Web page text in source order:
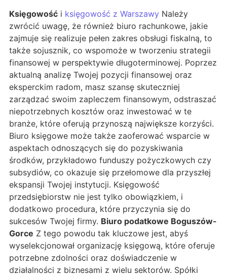
Księgowość i księgowość z Warszawy Należy
zwrócić uwagę, że również biuro rachunkowe, jakie
zajmuje się realizuje pełen zakres obsługi fiskalną, to
także sojusznik, co wspomoże w tworzeniu strategii
finansowej w perspektywie długoterminowej. Poprzez
aktualną analizę Twojej pozycji finansowej oraz
eksperckim radom, masz szansę skuteczniej
zarządzać swoim zapleczem finansowym, odstraszać
niepotrzebnych kosztów oraz inwestować w te
branże, które oferują przynoszą największe korzyści.
Biuro księgowe może także zaoferować wsparcie w
aspektach odnoszących się do pozyskiwania
środków, przykładowo funduszy pożyczkowych czy
subsydiów, co okazuje się przełomowe dla przyszłej
ekspansji Twojej instytucji. Księgowość
przedsiębiorstw nie jest tylko obowiązkiem, i
dodatkowo procedura, które przyczynia się do
sukcesów Twojej firmy. Biuro podatkowe Boguszów-
Gorce Z tego powodu tak kluczowe jest, abyś
wyselekcjonował organizację księgową, które oferuje
potrzebne zdolności oraz doświadczenie w
działalności z biznesami z wielu sektorów. Spółki